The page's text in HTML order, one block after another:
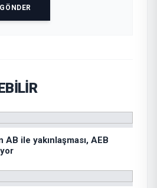
AB ile yakınlaşması, AEB